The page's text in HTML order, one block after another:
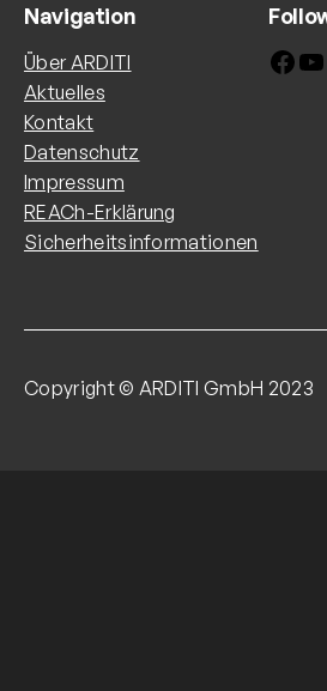
Navigation
Über ARDITI
Aktuelles
Kontakt
Datenschutz
Impressum
REACh-Erklärung
Sicherheitsinformationen
Facebook YouTube
Copyright © ARDITI GmbH 2023